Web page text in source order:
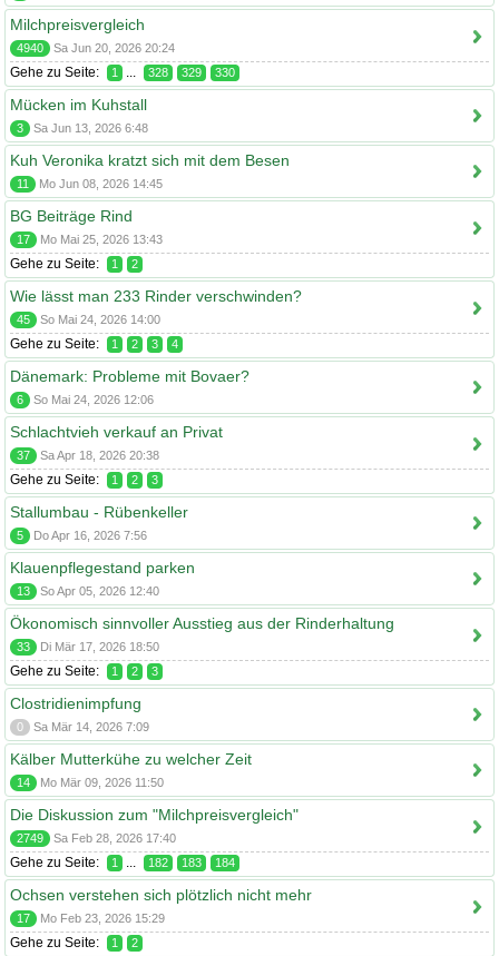
Milchpreisvergleich
4940 Sa Jun 20, 2026 20:24
Gehe zu Seite: 1 ... 328 329 330
Mücken im Kuhstall
3 Sa Jun 13, 2026 6:48
Kuh Veronika kratzt sich mit dem Besen
11 Mo Jun 08, 2026 14:45
BG Beiträge Rind
17 Mo Mai 25, 2026 13:43
Gehe zu Seite: 1 2
Wie lässt man 233 Rinder verschwinden?
45 So Mai 24, 2026 14:00
Gehe zu Seite: 1 2 3 4
Dänemark: Probleme mit Bovaer?
6 So Mai 24, 2026 12:06
Schlachtvieh verkauf an Privat
37 Sa Apr 18, 2026 20:38
Gehe zu Seite: 1 2 3
Stallumbau - Rübenkeller
5 Do Apr 16, 2026 7:56
Klauenpflegestand parken
13 So Apr 05, 2026 12:40
Ökonomisch sinnvoller Ausstieg aus der Rinderhaltung
33 Di Mär 17, 2026 18:50
Gehe zu Seite: 1 2 3
Clostridienimpfung
0 Sa Mär 14, 2026 7:09
Kälber Mutterkühe zu welcher Zeit
14 Mo Mär 09, 2026 11:50
Die Diskussion zum "Milchpreisvergleich"
2749 Sa Feb 28, 2026 17:40
Gehe zu Seite: 1 ... 182 183 184
Ochsen verstehen sich plötzlich nicht mehr
17 Mo Feb 23, 2026 15:29
Gehe zu Seite: 1 2